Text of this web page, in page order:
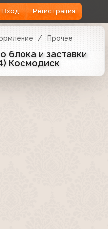
Вход Регистрация
Прочее
блока и заставки
Космодиск